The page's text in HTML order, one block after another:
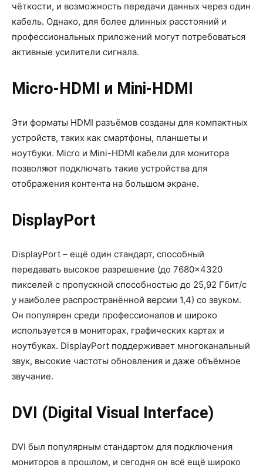
чёткости, и возможность передачи данных через один
кабель. Однако, для более длинных расстояний и
профессиональных приложений могут потребоваться
активные усилители сигнала.
Micro-HDMI и Mini-HDMI
Эти форматы HDMI разъёмов созданы для компактных
устройств, таких как смартфоны, планшеты и
ноутбуки. Micro и Mini-HDMI кабели для монитора
позволяют подключать такие устройства для
отображения контента на большом экране.
DisplayPort
DisplayPort – ещё один стандарт, способный
передавать высокое разрешение (до 7680×4320
пикселей с пропускной способностью до 25,92 Гбит/с
у наиболее распространённой версии 1,4) со звуком.
Он популярен среди профессионалов и широко
используется в мониторах, графических картах и
ноутбуках. DisplayPort поддерживает многоканальный
звук, высокие частоты обновления и даже объёмное
звучание.
DVI (Digital Visual Interface)
DVI был популярным стандартом для подключения
мониторов в прошлом, и сегодня он всё ещё широко